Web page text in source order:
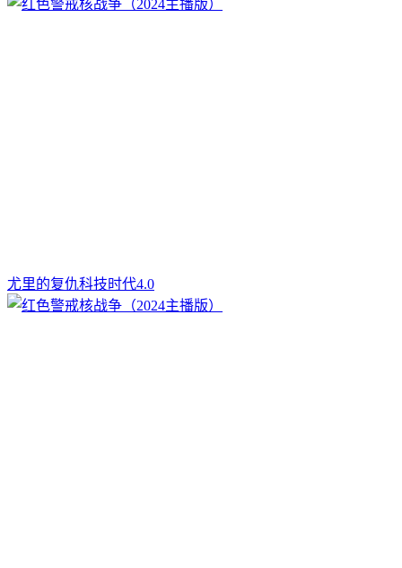
尤里的复仇科技时代4.0